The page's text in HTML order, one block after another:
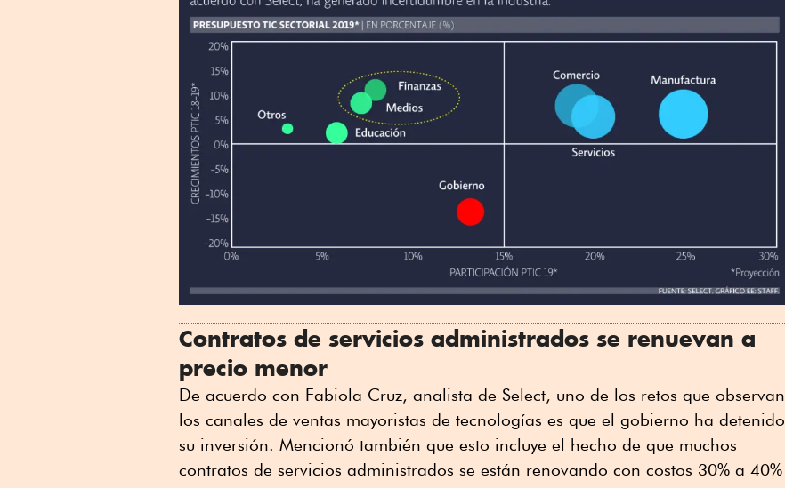
Contratos de servicios administrados se renuevan a
precio menor
De acuerdo con Fabiola Cruz, analista de Select, uno de los retos que observan
los canales de ventas mayoristas de tecnologías es que el gobierno ha detenido
su inversión. Mencionó también que esto incluye el hecho de que muchos
contratos de servicios administrados se están renovando con costos 30% a 40%